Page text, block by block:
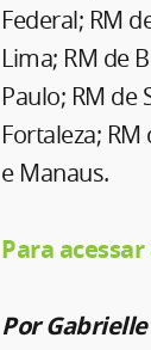
Federal; RM
Lima; RM de
Paulo; RM de
Fortaleza; RM
e Manaus.
Para
Por Gabrielle